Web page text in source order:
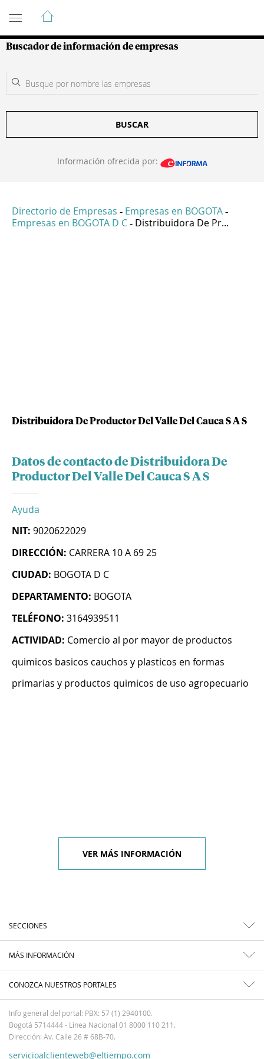
Guía de Empresas Colombianas
Buscador de información de empresas
BUSCAR
Información ofrecida por:
Directorio de Empresas - Empresas en BOGOTA -
Empresas en BOGOTA D C - Distribuidora De Pr...
Distribuidora De Productor Del Valle Del Cauca S A S
Datos de contacto de Distribuidora De
Productor Del Valle Del Cauca S A S
Ayuda
NIT: 9020622029
DIRECCIÓN: CARRERA 10 A 69 25
CIUDAD: BOGOTA D C
DEPARTAMENTO: BOGOTA
TELÉFONO: 3164939511
ACTIVIDAD: Comercio al por mayor de productos
quimicos basicos cauchos y plasticos en formas
primarias y productos quimicos de uso agropecuario
VER MÁS INFORMACIÓN
SECCIONES
MÁS INFORMACIÓN
CONOZCA NUESTROS PORTALES
Info general del portal: PBX: 57 (1) 2940100.
Bogotá 5714444 - Línea Nacional 01 8000 110 211.
Dirección: Av. Calle 26 # 68B-70.
servicioalclienteweb@eltiempo.com